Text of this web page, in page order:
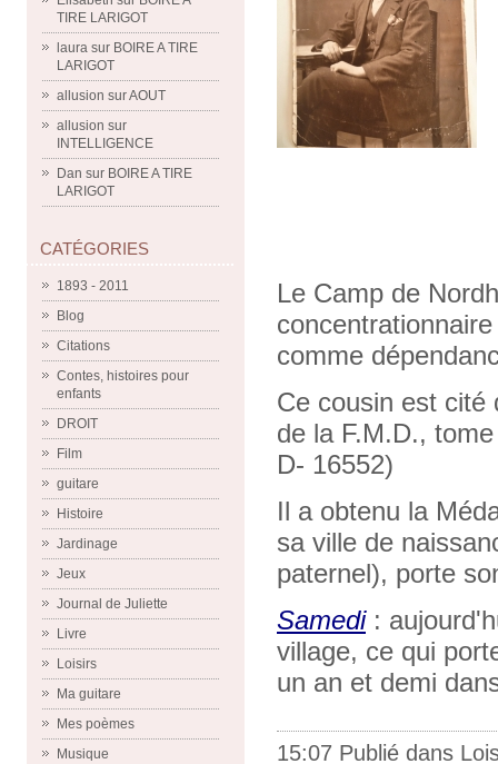
TIRE LARIGOT
laura sur BOIRE A TIRE
LARIGOT
allusion surAOUT
allusion sur
INTELLIGENCE
Dan sur BOIRE A TIRE
LARIGOT
CATÉGORIES
1893 - 2011
Blog
Citations
Contes, histoires pour
enfants
DROIT
Film
guitare
Histoire
Jardinage
Jeux
Journal de Juliette
Livre
Loisirs
Ma guitare
Mes poèmes
Musique
Le Camp de
comme
Ce cousin est cité
de la F.M.D.,
D- 16552)
Il a obtenu la
sa ville de
paternel), porte
Samedi :
village, ce qui
un an et demi
15:07 Publié dans